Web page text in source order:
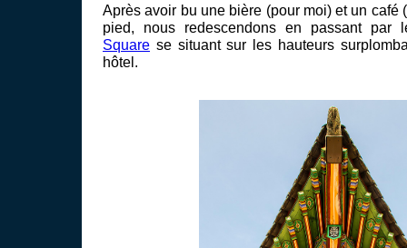
Après avoir bu une bière (pour moi) et un café
pied, nous redescendons en passant par
Square se situant sur les hauteurs
hôtel.